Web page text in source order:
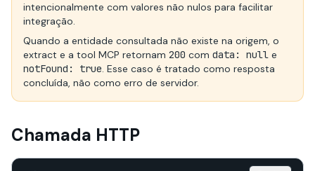
intencionalmente com valores não nulos para facilitar
integração.
Quando a entidade consultada não existe na origem, o
extract e a tool MCP retornam 200 com data: null e
notFound: true. Esse caso é tratado como resposta
concluída, não como erro de servidor.
Chamada HTTP